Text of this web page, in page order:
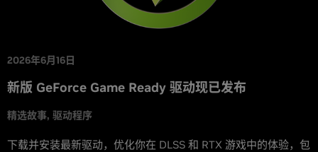
2026年6月16日
新版 GeForce Game Ready 驱动现已发布
精选故事 驱动程序
下载并安装最新驱动，优化你在 DLSS 和 RTX 游戏中的体验，包